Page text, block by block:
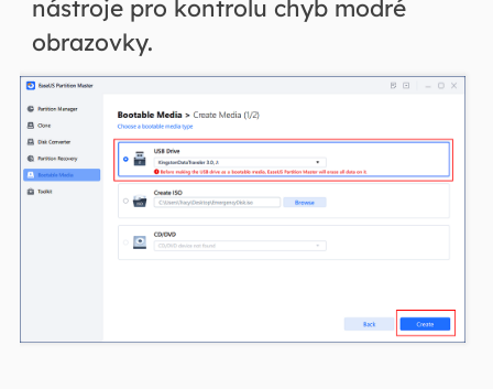
nástroje pro kontrolu chyb modré
obrazovky.